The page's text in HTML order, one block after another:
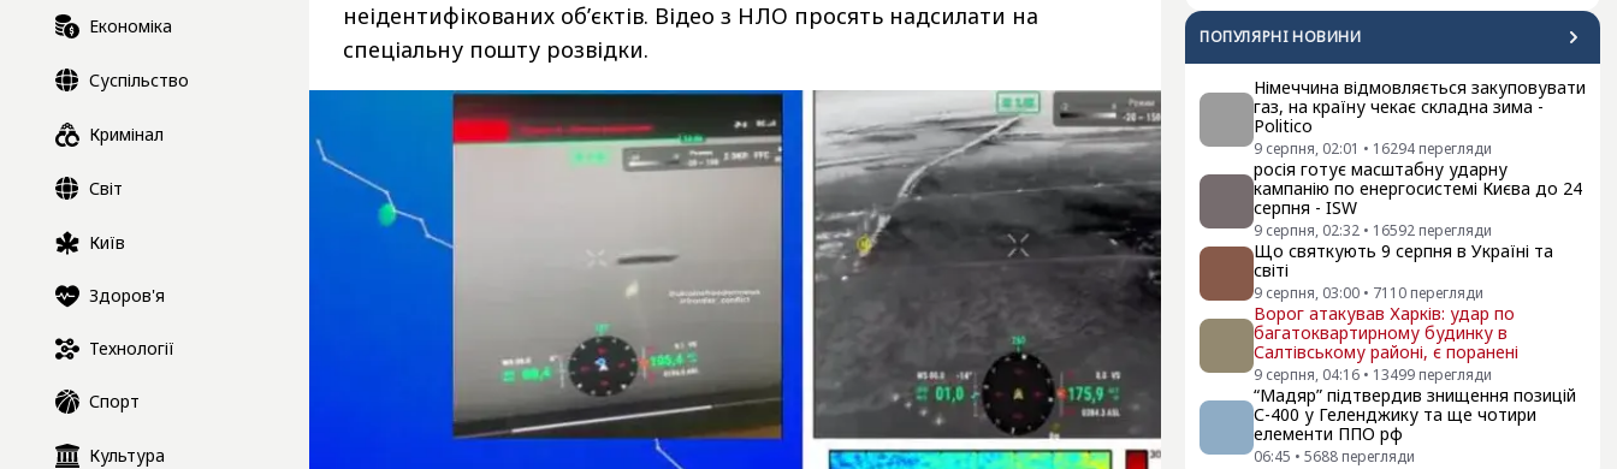
Економіка
Суспільство
Кримінал
Світ
Київ
Здоров'я
Технології
Спорт
Культура
ПОПУЛЯРНI НОВИНИ
Німеччина відмовляється закуповувати
газ, на країну чекає складна зима -
Politico
9 серпня, 02:01 • 16294 перегляди
росія готує масштабну ударну
кампанію по енергосистемі Києва до 24
серпня - ISW
9 серпня, 02:32 • 16592 перегляди
Що святкують 9 серпня в Україні та
світі
9 серпня, 03:00 • 7110 перегляди
Ворог атакував Харків: удар по
багатоквартирному будинку в
Салтівському районі, є поранені
9 серпня, 04:16 • 13499 перегляди
“Мадяр” підтвердив знищення позицій
С-400 у Геленджику та ще чотири
елементи ППО рф
06:45 • 5688 перегляди
неідентифікованих об’єктів. Відео з НЛО просять надсилати на
спеціальну пошту розвідки.